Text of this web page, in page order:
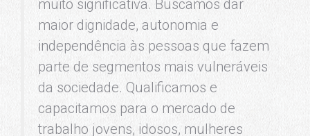
muito significativa. Buscamos dar
maior dignidade, autonomia e
independência às pessoas que fazem
parte de segmentos mais vulneráveis
da sociedade. Qualificamos e
capacitamos para o mercado de
trabalho jovens, idosos, mulheres